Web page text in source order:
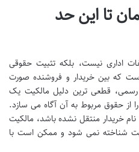
تا این حد
اداری نیست، بلکه تثبیت حقوقی
است که بین خریدار و فروشنده صورت
قطعی ترین دلیل مالکیت یک
از حقوق مربوط به آن آگاه می سازد.
نام خریدار منتقل نشده باشد، مالکیت
شناخته نمی شود و ممکن است با